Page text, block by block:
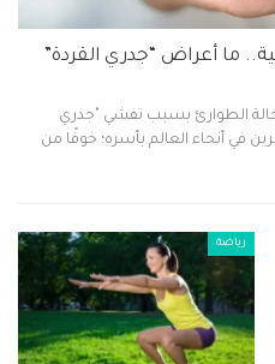
ما أعراض “جدري القردة”
الطوارئ بسبب تفشي "جدري
في أنحاء العالم بأسره؛ خوفًا من
رياضة